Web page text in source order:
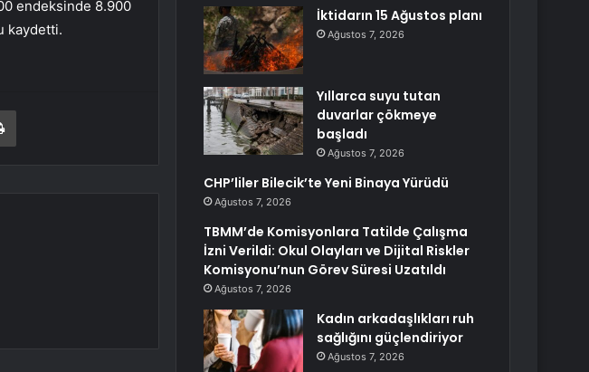
endeksinde 8.900
kaydetti.
Yazdır
İktidarın 15 Ağustos planı
Ağustos 7, 2026
Yıllarca suyu tutan
duvarlar çökmeye
başladı
Ağustos 7, 2026
CHP’liler Bilecik’te Yeni Binaya Yürüdü
Ağustos 7, 2026
TBMM’de Komisyonlara Tatilde Çalışma
İzni Verildi: Okul Olayları ve Dijital Riskler
Komisyonu’nun Görev Süresi Uzatıldı
Ağustos 7, 2026
Kadın arkadaşlıkları ruh
sağlığını güçlendiriyor
Ağustos 7, 2026